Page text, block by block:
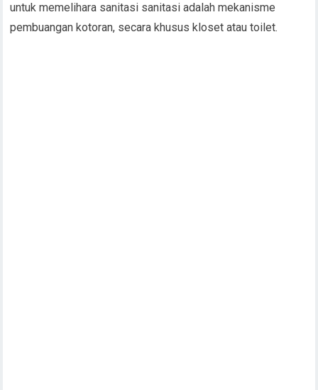
untuk memelihara sanitasi sanitasi adalah mekanisme
pembuangan kotoran, secara khusus kloset atau toilet.